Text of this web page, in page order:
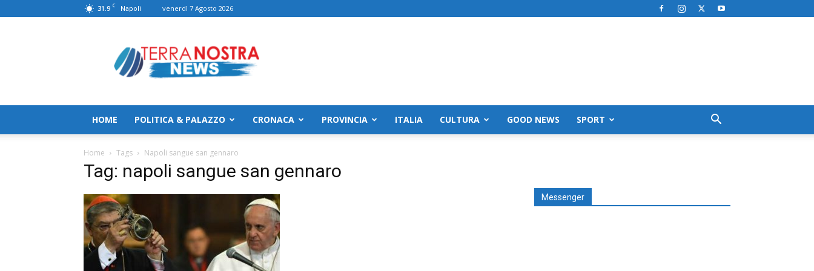
31.9 C Napoli venerdì 7 Agosto 2026
HOME POLITICA & PALAZZO CRONACA PROVINCIA ITALIA CULTURA GOOD NEWS SPORT
Home Tags Napoli sangue san gennaro
Tag: napoli sangue san gennaro
Messenger